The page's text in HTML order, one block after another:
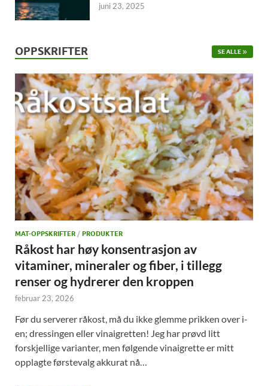
juni 23, 2025
OPPSKRIFTER SE ALLE
MAT-OPPSKRIFTER / PRODUKTER
Råkost har høy konsentrasjon av
vitaminer, mineraler og fiber, i tillegg
renser og hydrerer den kroppen
februar 23, 2026
Før du serverer råkost, må du ikke glemme prikken over i-
en; dressingen eller vinaigretten! Jeg har prøvd litt
forskjellige varianter, men følgende vinaigrette er mitt
opplagte førstevalg akkurat nå…